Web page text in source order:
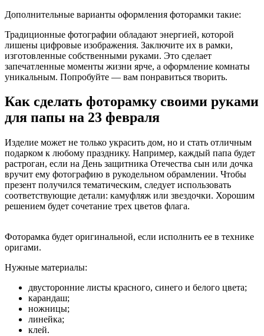
Дополнительные варианты оформления фоторамки такие:
Традиционные фотографии обладают энергией, которой
лишены цифровые изображения. Заключите их в рамки,
изготовленные собственными руками. Это сделает
запечатленные моменты жизни ярче, а оформление комнаты
уникальным. Попробуйте — вам понравиться творить.
Как сделать фоторамку своими руками
для папы на 23 февраля
Изделие может не только украсить дом, но и стать отличным
подарком к любому празднику. Например, каждый папа будет
растроган, если на День защитника Отечества сын или дочка
вручит ему фотографию в рукодельном обрамлении. Чтобы
презент получился тематическим, следует использовать
соответствующие детали: камуфляж или звездочки. Хорошим
решением будет сочетание трех цветов флага.
Фоторамка будет оригинальной, если исполнить ее в технике
оригами.
Нужные материалы:
двусторонние листы красного, синего и белого цвета;
карандаш;
ножницы;
линейка;
клей.